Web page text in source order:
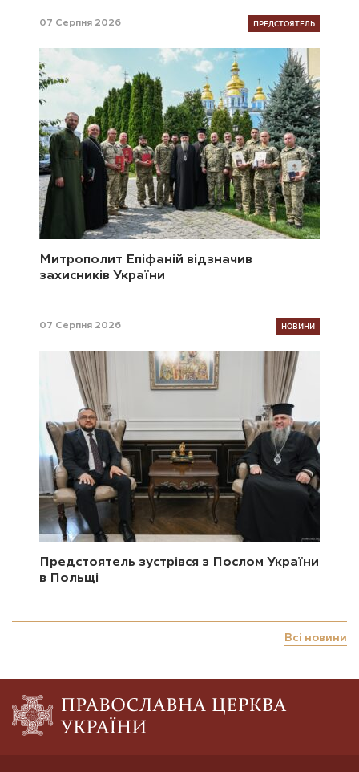
07 Серпня 2026 ПРЕДСТОЯТЕЛЬ
Митрополит Епіфаній відзначив
захисників України
07 Серпня 2026 НОВИНИ
Предстоятель зустрівся з Послом України
в Польщі
Всі новини